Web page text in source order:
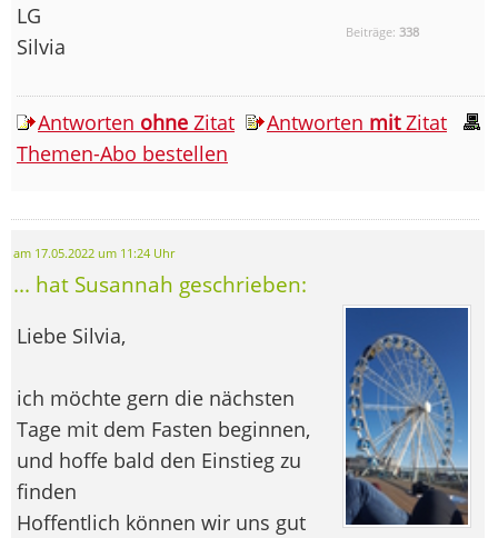
Beiträge:338
LG
Silvia
Antworten ohne Zitat Antworten mitZitat
Themen-Abo bestellen
am 17.05.2022 um 11:24 Uhr
... hat Susannah geschrieben:
Liebe Silvia,
ich möchte gern die nächsten
Tage mit dem Fasten beginnen,
und hoffe bald den Einstieg zu
finden
Hoffentlich können wir uns gut